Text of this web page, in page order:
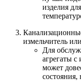
изделия
измельчитель
Для
агрегаты
может